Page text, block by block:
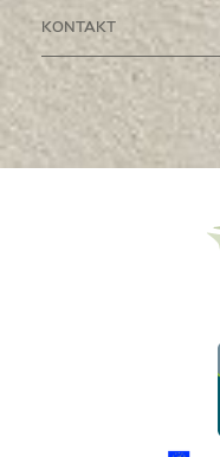
KONTAKT